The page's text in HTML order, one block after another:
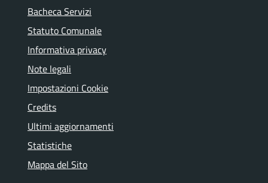
Bacheca Servizi
Statuto Comunale
Informativa privacy
Note legali
Impostazioni Cookie
Credits
Ultimi aggiornamenti
Statistiche
Mappa del Sito